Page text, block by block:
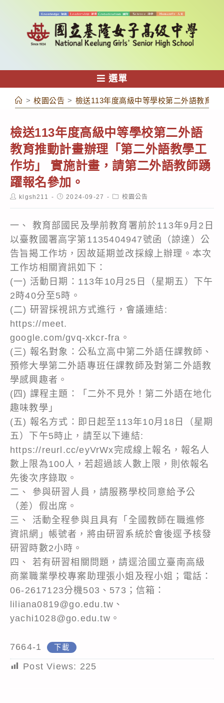
容
選單
> 校園公告 > 檢送113年度高級中等學校第二外語教育
檢送113年度高級中等學校第二外語
教育推動計畫辦理「第二外語教學工
作坊」 實施計畫，請第二外語教師踴
躍報名參加。
Postklgsh211
Post2024-09-27
Post校園公告
一、 教育部國民及學前教育署前於113年9月2日
以臺教國署高字第1135404947號函（諒達）公
告旨揭工作坊，因故延期並改採線上辦理。本次
工作坊相關資訊如下：
(一) 活動日期：113年10月25日（星期五）下午
2時40分至5時。
(二) 研習採視訊方式進行，會議連結:
https://meet.
google.com/gvq-xkcr-fra。
(三) 報名對象：公私立高中第二外語任課教師、
預修大學第二外語專班任課教師及對第二外語教
學感興趣者。
(四) 課程主題：「二外不見外！第二外語在地化
趣味教學」
(五) 報名方式：即日起至113年10月18日（星期
五）下午5時止，請至以下連結:
https://reurl.cc/eyVrWx完成線上報名，報名人
數上限為100人，若超過該人數上限，則依報名
先後次序錄取。
二、 參與研習人員，請服務學校同意給予公
（差）假出席。
三、 活動全程參與且具有「全國教師在職進修
資訊網」帳號者，將由研習系統於會後逕予核發
研習時數2小時。
四、 若有研習相關問題，請逕洽國立臺南高級
商業職業學校專案助理張小姐及程小姐；電話：
06-2617123分機503、573；信箱：
liliana0819@go.edu.tw、
yachi1028@go.edu.tw。
7664-1 下載
Post Views: 225